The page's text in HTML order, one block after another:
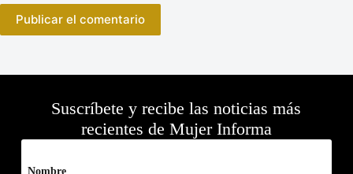
Publicar el comentario
Suscríbete y recibe las noticias más
recientes de Mujer Informa
Nombre